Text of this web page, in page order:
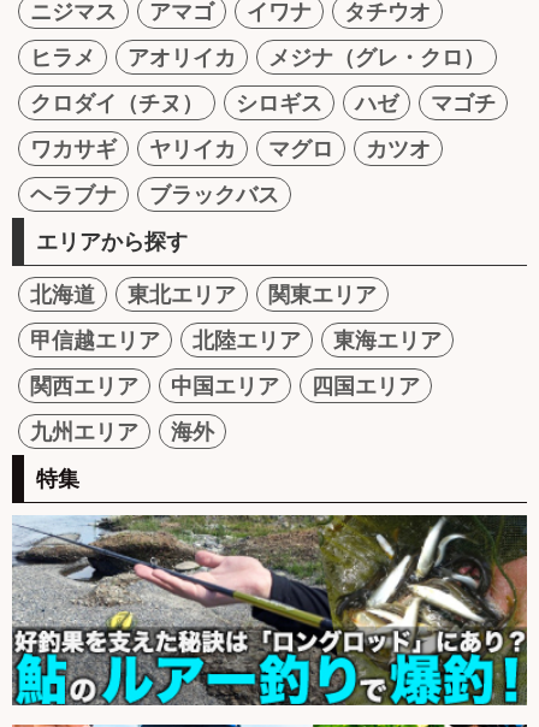
ニジマス
アマゴ イワナ
タチウオ
ヒラメ
アオリイカ
メジナ（グレ・クロ）
クロダイ（チヌ）
シロギス ハゼ
マゴチ
ワカサギ
ヤリイカ マグロ
カツオ
ヘラブナ
ブラックバス
エリアから探す
北海道 東北エリア
関東エリア
甲信越エリア
北陸エリア
東海エリア
関西エリア
中国エリア
四国エリア
九州エリア
海外
特集